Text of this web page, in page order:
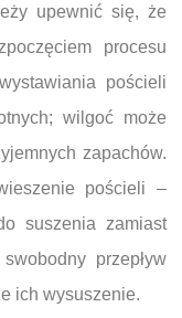
upewnić się, że
procesu
pościeli
wilgoć może
zapachów.
pościeli –
suszenia zamiast
przepływ
ich wysuszenie.